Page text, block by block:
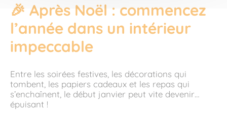
🎉 Après Noël : commencez
l’année dans un intérieur
impeccable
Entre les soirées festives, les décorations qui
tombent, les papiers cadeaux et les repas qui
s’enchaînent, le début janvier peut vite devenir…
épuisant !